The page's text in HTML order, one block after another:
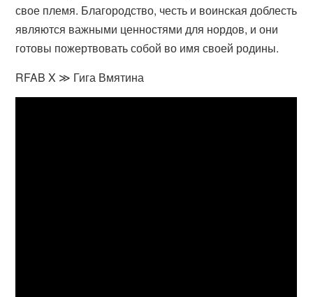
свое племя. Благородство, честь и воинская доблесть
являются важными ценностями для нордов, и они
готовы пожертвовать собой во имя своей родины.
RFAB X ≫ Гига Вмятина